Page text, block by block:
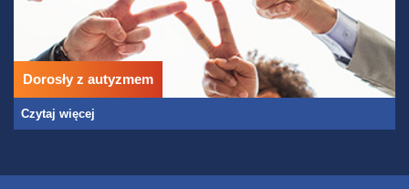
Dorosły z autyzmem
Czytaj więcej